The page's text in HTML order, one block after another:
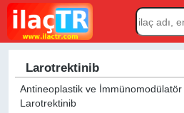
Larotrektinib
Antineoplastik ve
Larotrektinib